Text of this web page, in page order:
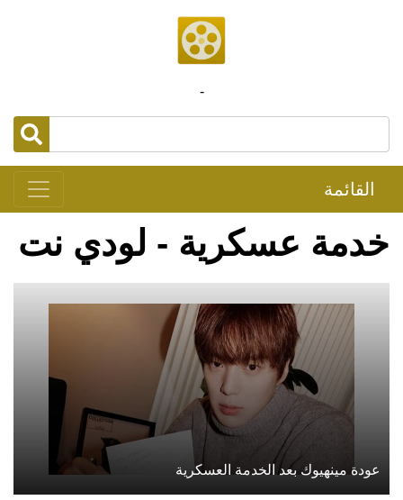
-
القائمة
خدمة عسكرية - لودي نت
عودة مينهيوك بعد الخدمة العسكرية